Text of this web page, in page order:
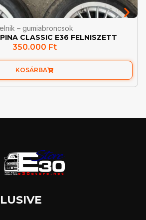
– gumiabroncsok
CLASSIC E36 FELNISZETT
350.000 Ft
KOSÁRBA